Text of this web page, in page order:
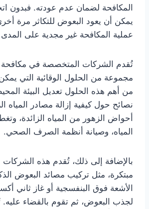
المكافحة لضمان عدم عودته. فبدون
يمكن أن يعود البعوض للتكاثر مرة
عملية المكافحة غير مجدية على
تُقدم الشركات المتخصصة في
مجموعة من الحلول الوقائية التي يمكن
من أهم هذه الحلول تعديل البيئة
نصائح حول كيفية إزالة مصادر المياه
أحواض الزهور من المياه الزائدة،
المياه، وصيانة أنظمة الصرف الصحي.
بالإضافة إلى ذلك، تُقدم هذه الشركات
مبتكرة، مثل تركيب مصائد البعوض
الأشعة فوق البنفسجية أو غاز ثاني
لجذب البعوض، ثم تقوم بالقضاء عليه.